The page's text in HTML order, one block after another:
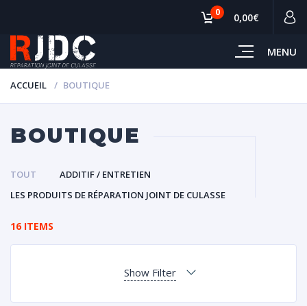
MENU
0 0,00€
ACCUEIL BOUTIQUE
BOUTIQUE
TOUT
ADDITIF / ENTRETIEN
LES PRODUITS DE RÉPARATION JOINT DE CULASSE
16 ITEMS
Show Filter